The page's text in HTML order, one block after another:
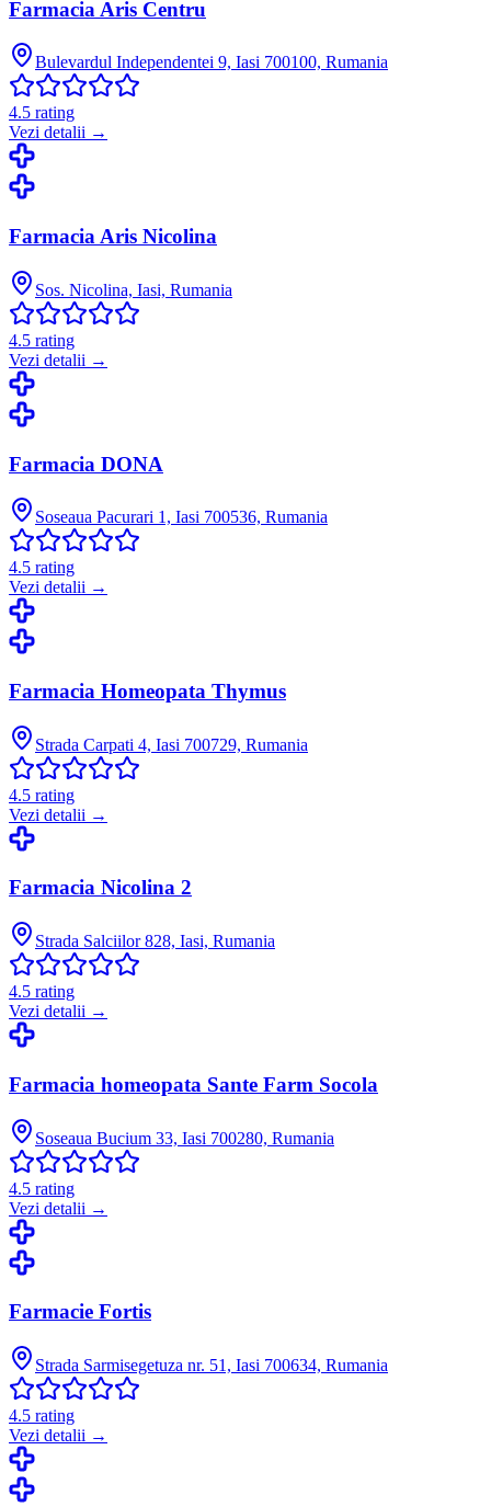
Farmacia Aris Centru
Bulevardul Independentei 9, Iasi 700100, Rumania
4.5 rating
Vezi detalii →
Farmacia Aris Nicolina
Sos. Nicolina, Iasi, Rumania
4.5 rating
Vezi detalii →
Farmacia DONA
Soseaua Pacurari 1, Iasi 700536, Rumania
4.5 rating
Vezi detalii →
Farmacia Homeopata Thymus
Strada Carpati 4, Iasi 700729, Rumania
4.5 rating
Vezi detalii →
Farmacia Nicolina 2
Strada Salciilor 828, Iasi, Rumania
4.5 rating
Vezi detalii →
Farmacia homeopata Sante Farm Socola
Soseaua Bucium 33, Iasi 700280, Rumania
4.5 rating
Vezi detalii →
Farmacie Fortis
Strada Sarmisegetuza nr. 51, Iasi 700634, Rumania
4.5 rating
Vezi detalii →